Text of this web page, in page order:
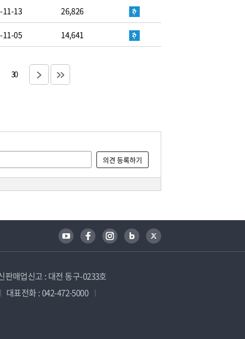
11-13 26,826
11-05 14,641
30
판매업신고 : 대전 동구-0233호
대표전화 : 042-472-5000